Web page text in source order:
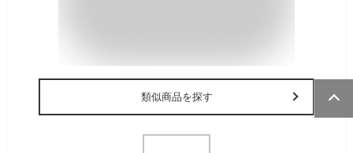
類似商品を探す